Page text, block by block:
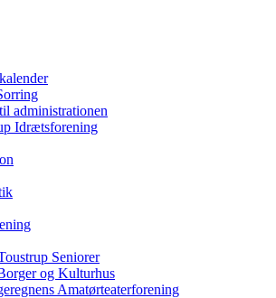
administrationen
Idrætsforening
Seniorer
og Kulturhus
Amatørteaterforening